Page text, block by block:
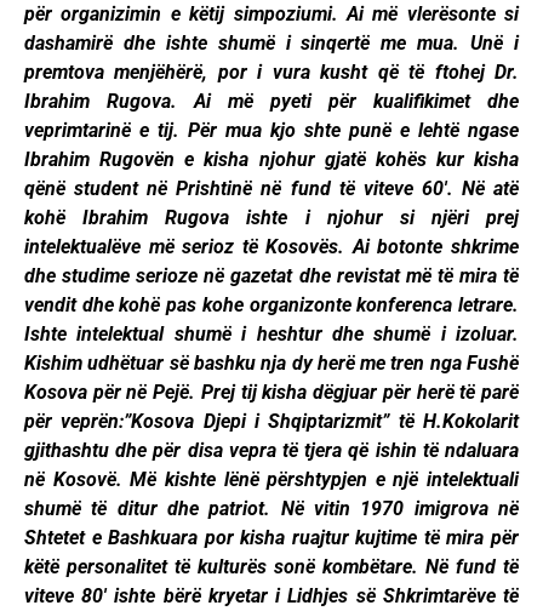
për organizimin e këtij simpoziumi. Ai më vlerësonte si
dashamirë dhe ishte shumë i sinqertë me mua. Unë i
premtova menjëhërë, por i vura kusht që të ftohej Dr.
Ibrahim Rugova. Ai më pyeti për kualifikimet dhe
veprimtarinë e tij. Për mua kjo shte punë e lehtë ngase
Ibrahim Rugovën e kisha njohur gjatë kohës kur kisha
qënë student në Prishtinë në fund të viteve 60′. Në atë
kohë Ibrahim Rugova ishte i njohur si njëri prej
intelektualëve më serioz të Kosovës. Ai botonte shkrime
dhe studime serioze në gazetat dhe revistat më të mira të
vendit dhe kohë pas kohe organizonte konferenca letrare.
Ishte intelektual shumë i heshtur dhe shumë i izoluar.
Kishim udhëtuar së bashku nja dy herë me tren nga Fushë
Kosova për në Pejë. Prej tij kisha dëgjuar për herë të parë
për veprën:”Kosova Djepi i Shqiptarizmit” të H.Kokolarit
gjithashtu dhe për disa vepra të tjera që ishin të ndaluara
në Kosovë. Më kishte lënë përshtypjen e një intelektuali
shumë të ditur dhe patriot. Në vitin 1970 imigrova në
Shtetet e Bashkuara por kisha ruajtur kujtime të mira për
këtë personalitet të kulturës sonë kombëtare. Në fund të
viteve 80′ ishte bërë kryetar i Lidhjes së Shkrimtarëve të